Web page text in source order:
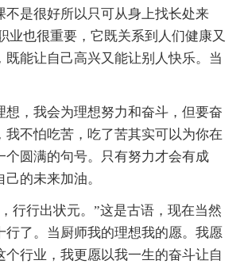
不是很好所以只可从身上找长处来
业也很重要，它既关系到人们健康又
既能让自己高兴又能让别人快乐。当
，我会为理想努力和奋斗，但要奋
我不怕吃苦，吃了苦其实可以为你在
个圆满的句号。只有努力才会有成
的未来加油。
行出状元。”这是古语，现在当然
行了。当厨师我的理想我的愿。我愿
个行业，我更愿以我一生的奋斗让自